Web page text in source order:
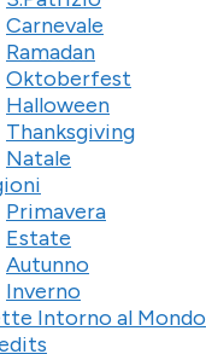
Carnevale
Ramadan
Oktoberfest
Halloween
Thanksgiving
Natale
Primavera
Estate
Autunno
Inverno
Intorno al Mondo